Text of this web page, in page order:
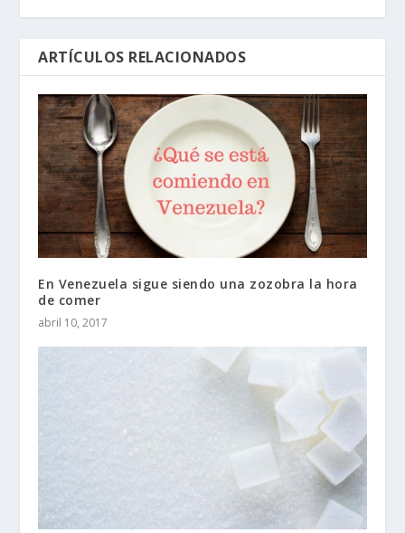
ARTÍCULOS RELACIONADOS
En Venezuela sigue siendo una zozobra la hora
de comer
abril 10, 2017